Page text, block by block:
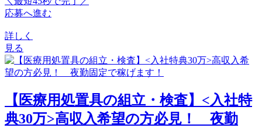
応募へ進む
詳しく
見る
【医療用処置具の組立・検査】<入社特
典30万>高収入希望の方必見！ 夜勤